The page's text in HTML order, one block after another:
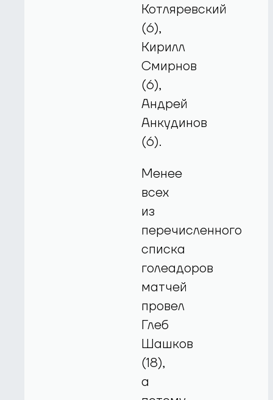
Котляревский
(6),
Кирилл
Смирнов
(6),
Андрей
Анкудинов
(6).
Менее
всех
из
перечисленного
списка
голеадоров
матчей
провел
Глеб
Шашков
(18),
а